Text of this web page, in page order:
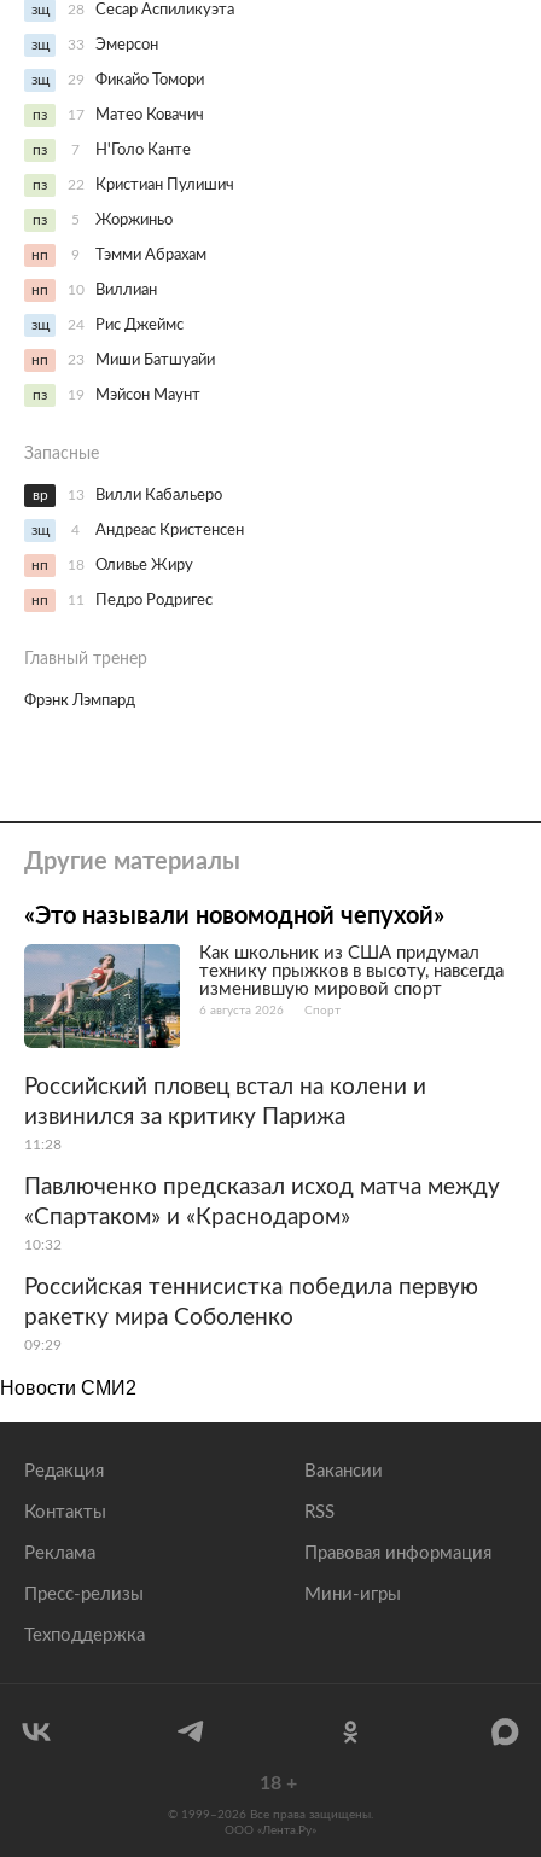
зщ 28 Сесар Аспиликуэта
зщ 33 Эмерсон
зщ 29 Фикайо Томори
пз 17 Матео Ковачич
пз 7 Н'Голо Канте
пз 22 Кристиан Пулишич
пз 5 Жоржиньо
нп 9 Тэмми Абрахам
нп 10 Виллиан
зщ 24 Рис Джеймс
нп 23 Миши Батшуайи
пз 19 Мэйсон Маунт
Запасные
вр 13 Вилли Кабальеро
зщ 4 Андреас Кристенсен
нп 18 Оливье Жиру
нп 11 Педро Родригес
Главный тренер
Фрэнк Лэмпард
Другие материалы
«Это называли новомодной чепухой»
Как школьник из США придумал
технику прыжков в высоту, навсегда
изменившую мировой спорт
6 августа 2026 Спорт
Российский пловец встал на колени и
извинился за критику Парижа
11:28
Павлюченко предсказал исход матча между
«Спартаком» и «Краснодаром»
10:32
Российская теннисистка победила первую
ракетку мира Соболенко
09:29
Новости СМИ2
Редакция
Контакты
Реклама
Пресс-релизы
Техподдержка
Вакансии
RSS
Правовая информация
Мини-игры
18 +
© 1999–2026 Все права защищены.
ООО «Лента.Ру»